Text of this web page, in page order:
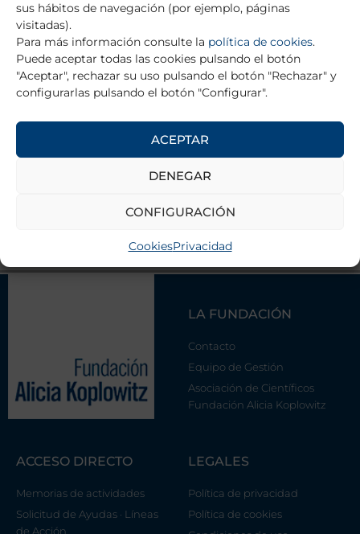
sus hábitos de navegación (por ejemplo, páginas
visitadas).
Para más información consulte la política de cookies.
Puede aceptar todas las cookies pulsando el botón
"Aceptar", rechazar su uso pulsando el botón "Rechazar" y
configurarlas pulsando el botón "Configurar".
ACEPTAR
DENEGAR
CONFIGURACIÓN
CookiesPrivacidad
Publicaciones realizadas en 2022 con
mención expresa a la financiación por parte
LA FUNDACIÓN
Contacto
Equipo de Gestión
Asociación de Científicos
Fundación Alicia Koplowitz
ACCESO DIRECTO
Memorias de actividades
Solicitud de Ayudas · Líneas
de Acción
LEGALES
Política de privacidad
Política de cookies